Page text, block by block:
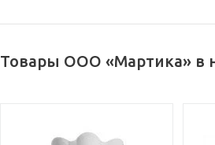
Товары ООО «Мартика» в